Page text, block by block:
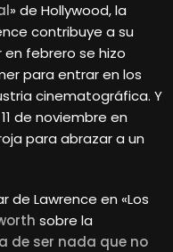
» de Hollywood, la
contribuye a su
en febrero se hizo
para entrar en los
cinematográfica. Y
de noviembre en
para abrazar a un
de Lawrence en «Los
sobre la
de ser nada que no